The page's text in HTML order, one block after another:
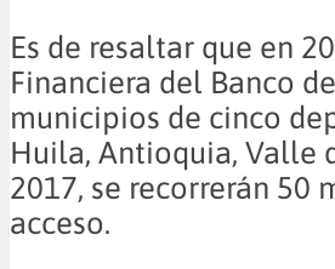
Es de resaltar que en
Financiera del Banco
municipios de cinco
Huila, Antioquia, Valle
2017, se recorrerán
acceso.